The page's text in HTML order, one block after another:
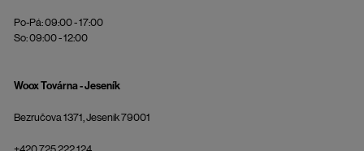
Po-Pá: 09:00 - 17:00
So: 09:00 - 12:00
Woox Továrna - Jeseník
Bezručova 1371, Jeseník 79001